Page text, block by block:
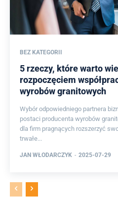
BEZ KATEGORII
5 rzeczy, które warto
rozpoczęciem
wyrobów granitowych
Wybór odpowiedniego partnera
postaci producenta wyrobów
dla firm pragnących rozszerzyć
trwałe...
JAN WŁODARCZYK - 2025-07-29